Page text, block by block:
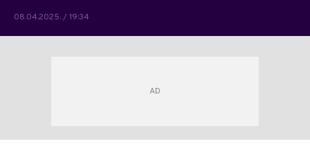
08.04.2025. / 19:34